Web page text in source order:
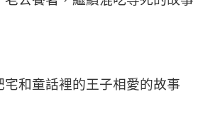
宅和童話裡的王子相愛的故事